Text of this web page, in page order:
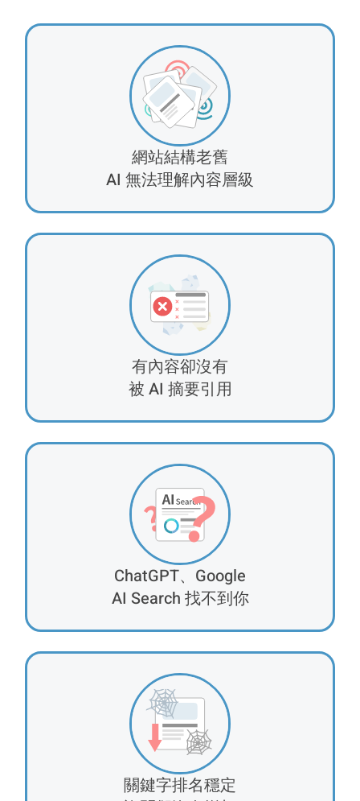
網站結構老舊
AI 無法理解內容層級
有內容卻沒有
被 AI 摘要引用
ChatGPT、Google
AI Search 找不到你
關鍵字排名穩定